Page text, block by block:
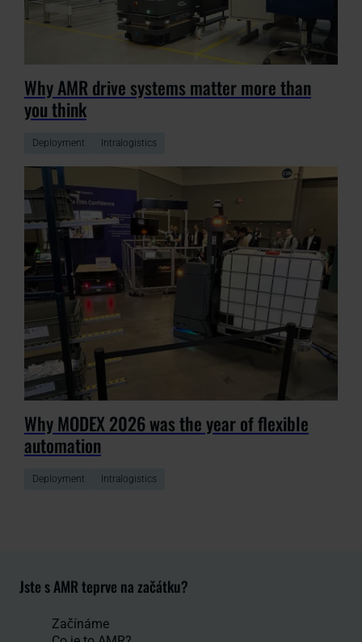
Why AMR drive systems matter more than
you think
Deployment Intralogistics
Why MODEX 2026 was the year of flexible
automation
Deployment Intralogistics
Jste s AMR teprve na začátku?
Začínáme